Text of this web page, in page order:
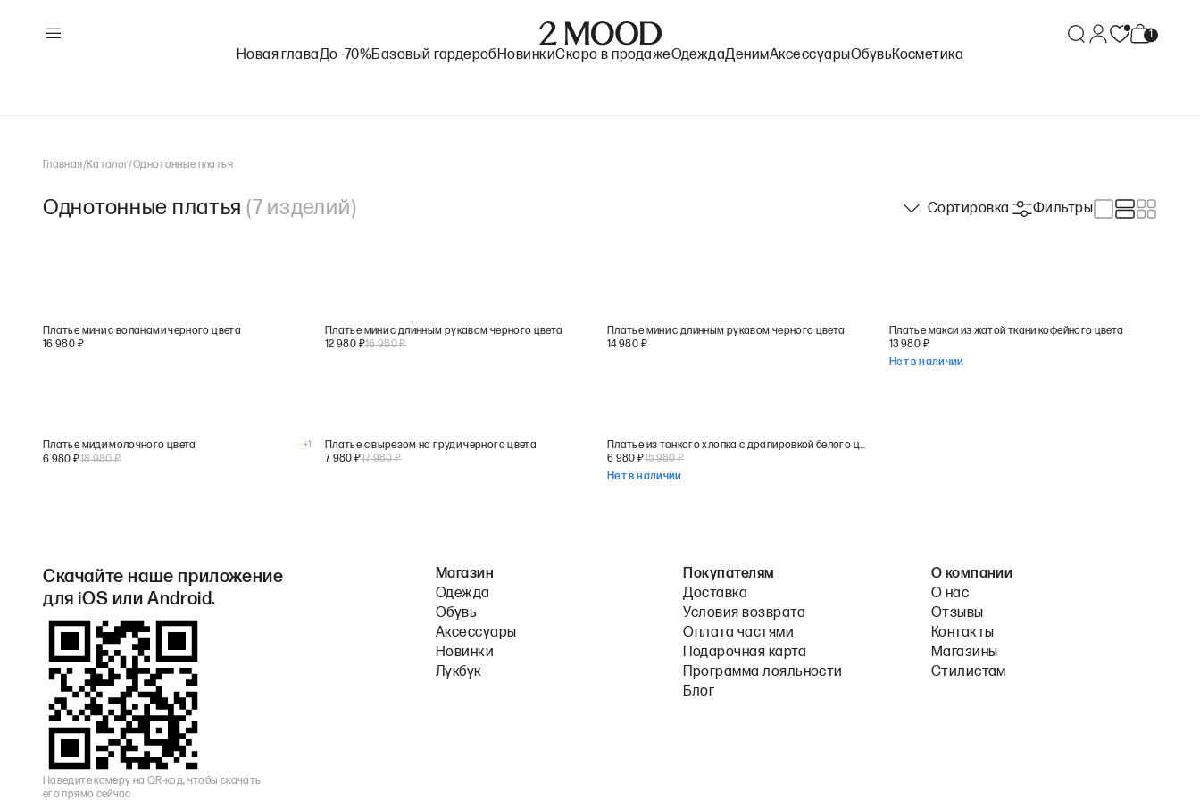
Новая главаДо -70%Базовый гардероб НовинкиСкоро в продажеОдеждаДенимАксессуарыОбувьКосметика
Главная/Каталог/Однотонные платья
Однотонные платья ( 7 изделий) Сортировка Фильтры
Платье мини с воланами черного цвета
16 980 ₽
Платье мини с длинным рукавом черного цвета
12 980 ₽16 980₽
Платье мини с длинным рукавом черного цвета
14 980 ₽
Платье макси из жатой ткани кофейного цвета
13 980 ₽
Нет в наличии
Платье миди молочного цвета
6 980 ₽18 980₽
+1
Платье с вырезом на груди черного цвета
7 980 ₽17 980₽
Платье из тонкого хлопка с драпировкой белого цвета
6 980 ₽15 980₽
Нет в наличии
Скачайте наше приложение
для iOS или Android.
Наведите камеру на QR-код, чтобы скачать
его прямо сейчас
Магазин
Одежда
Обувь
Аксессуары
Новинки
Лукбук
Покупателям
Доставка
Условия возврата
Оплата частями
Подарочная карта
Программа лояльности
Блог
О компании
О нас
Отзывы
Контакты
Магазины
Стилистам